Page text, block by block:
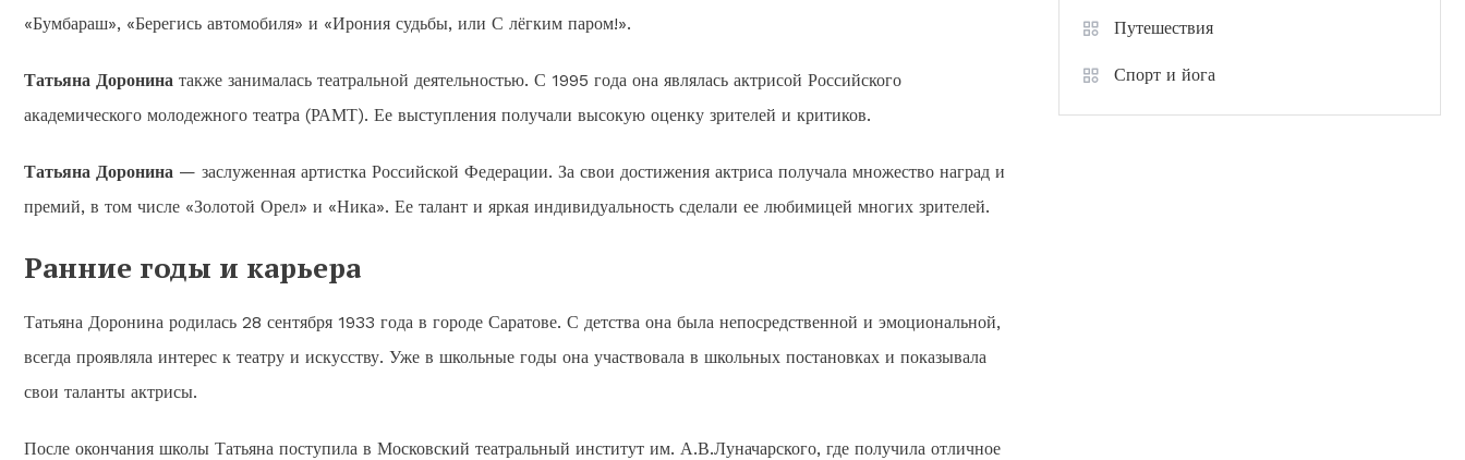
«Бумбараш», «Берегись автомобиля» и «Ирония судьбы, или С лёгким паром!».
Татьяна Доронина также занималась театральной деятельностью. С 1995 года она являлась актрисой Российского
академического молодежного театра (РАМТ). Ее выступления получали высокую оценку зрителей и критиков.
Татьяна Доронина — заслуженная артистка Российской Федерации. За свои достижения актриса получала множество наград и
премий, в том числе «Золотой Орел» и «Ника». Ее талант и яркая индивидуальность сделали ее любимицей многих зрителей.
Ранние годы и карьера
Татьяна Доронина родилась 28 сентября 1933 года в городе Саратове. С детства она была непосредственной и эмоциональной,
всегда проявляла интерес к театру и искусству. Уже в школьные годы она участвовала в школьных постановках и показывала
свои таланты актрисы.
После окончания школы Татьяна поступила в Московский театральный институт им. А.В.Луначарского, где получила отличное
Путешествия
Спорт и йога